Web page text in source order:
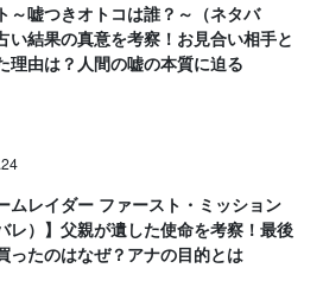
～嘘つきオトコは誰？～（ネタバ
い結果の真意を考察！お見合い相手と
理由は？人間の嘘の本質に迫る
ムレイダー ファースト・ミッション
レ）】父親が遺した使命を考察！最後
ったのはなぜ？アナの目的とは